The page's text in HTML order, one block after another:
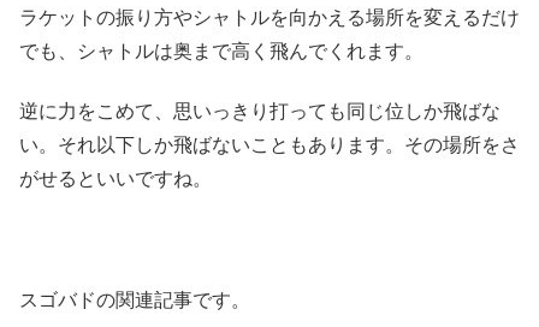
ラケットの振り方やシャトルを向かえる場所を変えるだけ
でも、シャトルは奥まで高く飛んでくれます。
逆に力をこめて、思いっきり打っても同じ位しか飛ばな
い。それ以下しか飛ばないこともあります。その場所をさ
がせるといいですね。
スゴバドの関連記事です。